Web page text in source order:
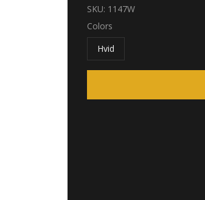
SKU: 1147W
Colors
Hvid